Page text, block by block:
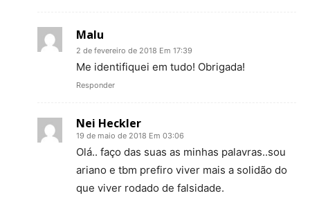
Malu
2 de fevereiro de 2018 Em 17:39
Me identifiquei em tudo! Obrigada!
Responder
Nei Heckler
19 de maio de 2018 Em 03:06
Olá.. faço das suas as minhas palavras..sou
ariano e tbm prefiro viver mais a solidão do
que viver rodado de falsidade.